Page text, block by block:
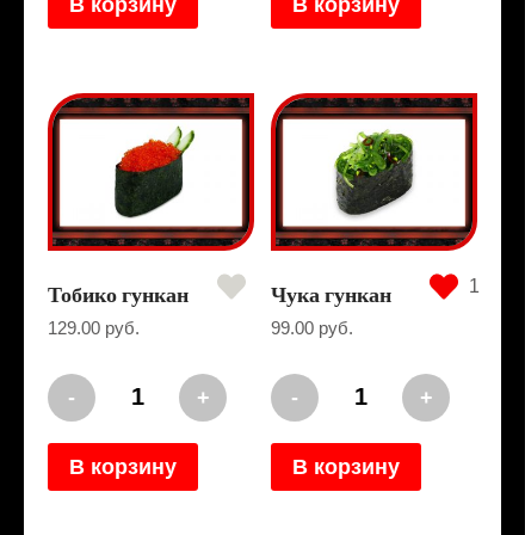
В корзину В корзину
Тобико гункан
129.00 руб.
Количество
Тобико
- +
В корзину
1
Чука гункан
99.00 руб.
Количество
Чука
- +
В корзину